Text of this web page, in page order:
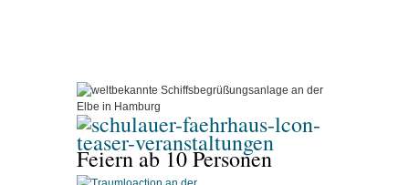
Feiern ab 10 Personen